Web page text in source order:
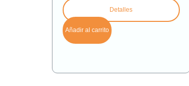
Detalles
Añadir al carrito